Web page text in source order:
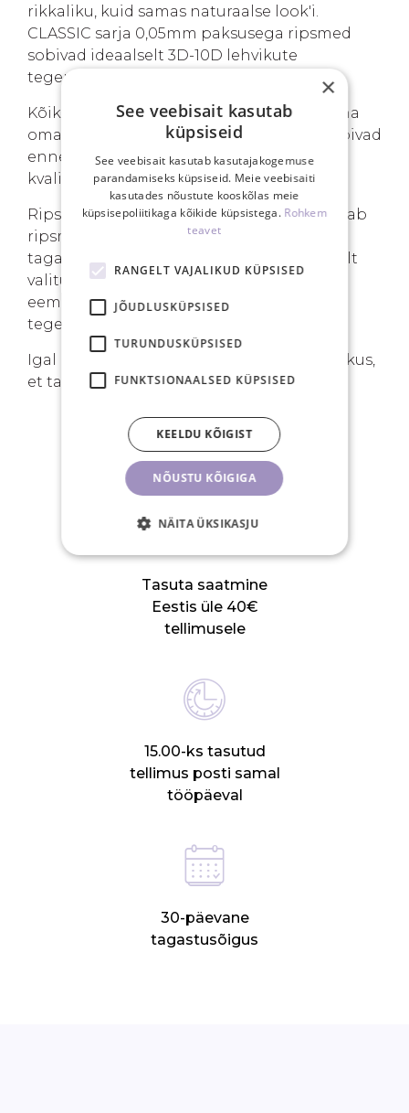
rikkaliku, kuid samas naturaalse look'i.
CLASSIC sarja 0,05mm paksusega ripsmed
sobivad ideaalselt 3D-10D lehvikute
tegemiseks.
Kõik meie ripsmed valmistatakse käsitööna
oma ala kogenud meistrite poolt ning läbivad
enne meie lattu saabumist range
kvaliteedikontrolli.
Ripsmete spetsiaalne poolläikiv pind annab
ripsmeliimiga tugevama haakuvuse ning
tagab ripsmete parema püsivuse. Hoolikalt
valitud teip teeb ripsmekarva ribalt
eemaldamise lihtsaks ja ribal lehvikute
tegemise mugavaks.
Igal ripsmeribal on kirjas ripsmekarva pikkus,
et tagada kiirem ja muretum tööprotsess.
SINU EELISED
Tasuta saatmine
Eestis üle 40€
tellimusele
15.00-ks tasutud
tellimus posti samal
tööpäeval
30-päevane
tagastusõigus
×
See veebisait kasutab
küpsiseid
See veebisait kasutab kasutajakogemuse
parandamiseks küpsiseid. Meie veebisaiti
kasutades nõustute kooskõlas meie
küpsisepoliitikaga kõikide küpsistega. Rohkem
teavet
RANGELT VAJALIKUD KÜPSISED
JÕUDLUSKÜPSISED
TURUNDUSKÜPSISED
FUNKTSIONAALSED KÜPSISED
NÕUSTU KÕIGIGA
KEELDU KÕIGIST
NÄITA ÜKSIKASJU